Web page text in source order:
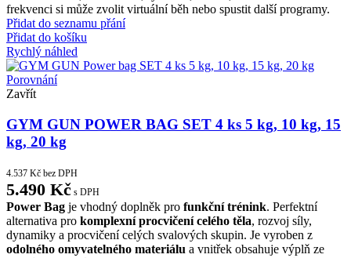
frekvenci si může zvolit virtuální běh nebo spustit další programy.
Přidat do seznamu přání
Přidat do košíku
Rychlý náhled
Porovnání
Zavřít
GYM GUN POWER BAG SET 4 ks 5 kg, 10 kg, 15
kg, 20 kg
4.537 Kč bez DPH
5.490 Kč s DPH
Power Bag je vhodný doplněk pro funkční trénink. Perfektní
alternativa pro komplexní procvičení celého těla, rozvoj síly,
dynamiky a procvičení celých svalových skupin. Je vyroben z
odolného omyvatelného materiálu a vnitřek obsahuje výplň ze